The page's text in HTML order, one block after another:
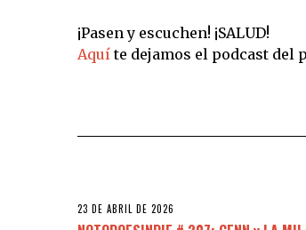
¡Pasen y escuchen! ¡SALUD!
Aquíte dejamos el podcast del
23 DE ABRIL DE 2026